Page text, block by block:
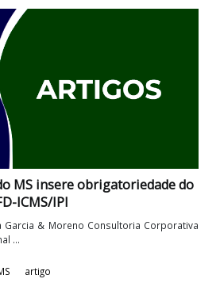
- MS
de Liberação Automática de
na Fiscalização